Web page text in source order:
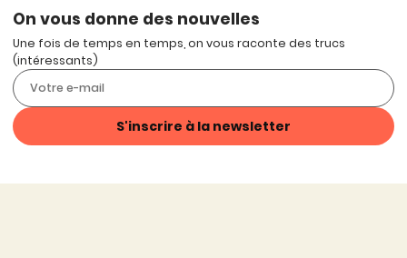
On vous donne des nouvelles
Une fois de temps en temps, on vous raconte des trucs
(intéressants)
S'inscrire à la newsletter